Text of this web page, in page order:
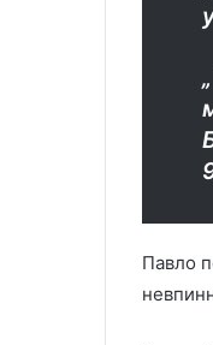
Павло